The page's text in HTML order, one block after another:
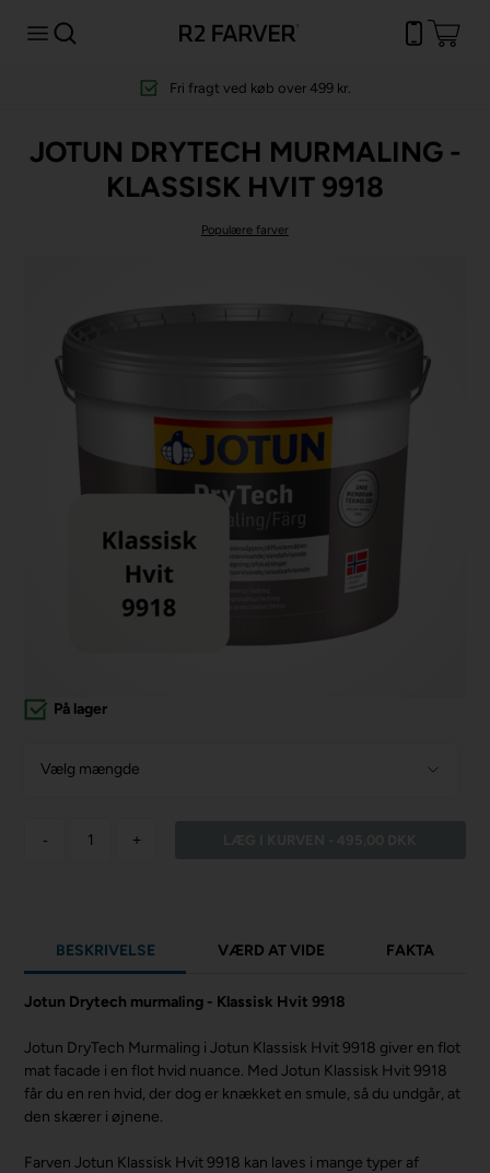
ved køb over 499 kr.
JOTUN DRYTECH MURMALING -
KLASSISK HVIT 9918
Populære farver
På lager
Vælg mængde
- +
BESKRIVELSE VÆRD AT VIDE FAKTA
Jotun Drytech murmaling - Klassisk Hvit 9918
Jotun DryTech Murmaling i Jotun Klassisk Hvit 9918 giver en flot
mat facade i en flot hvid nuance. Med Jotun Klassisk Hvit 9918
får du en ren hvid, der dog er knækket en smule, så du undgår, at
den skærer i øjnene.
Farven Jotun Klassisk Hvit 9918 kan laves i mange typer af